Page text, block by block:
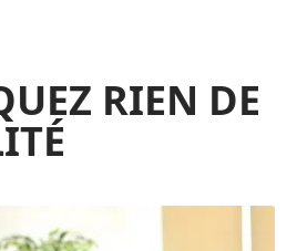
RIEN DE